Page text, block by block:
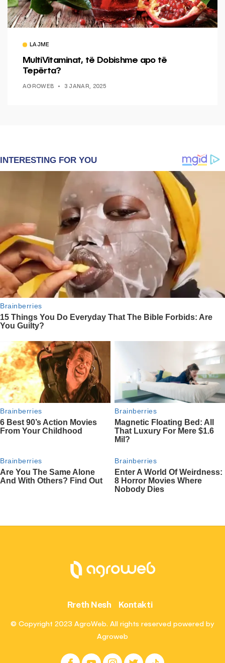
LAJME
MultiVitaminat, të Dobishme apo të
Tepërta?
AGROWEB 3 JANAR, 2025
Rreth Nesh Kontakti
© Copyright 2023 AgroWeb. All rights reserved powered by
Agroweb